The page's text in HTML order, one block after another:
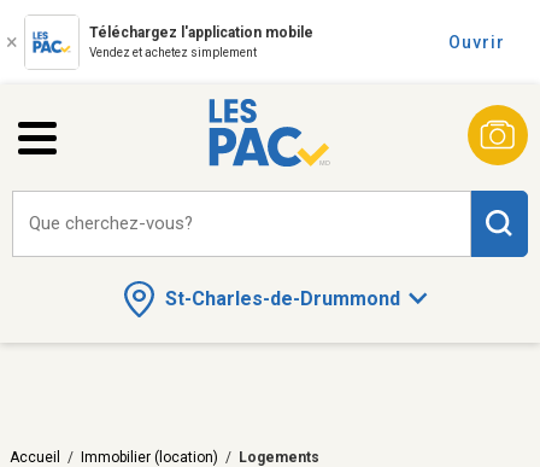
Téléchargez l'application mobile
Vendez et achetez simplement
Ouvrir
St-Charles-de-Drummond
Que cherchez-vous?
Accueil / Immobilier (location) / Logements